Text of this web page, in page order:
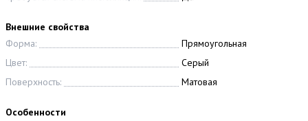
Внешние свойства
Форма:
Прямоугольная
Цвет:
Серый
Поверхность:
Матовая
Особенности